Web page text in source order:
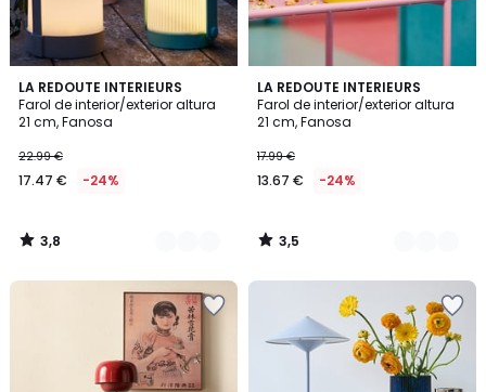
LA REDOUTE INTERIEURS
Farol de interior/exterior altura
21 cm, Fanosa
22.99 €
17.47 € -24%
3,8
/ 5
4
Colores
3,8
/
LA REDOUTE INTERIEURS
Farol de interior/exterior altura
21 cm, Fanosa
17.99 €
13.67 € -24%
3,5
/ 5
3
Colores
3,5
/